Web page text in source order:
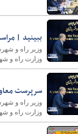
ببینید |
وزیر راه و
وزارت راه و
سرپرست
وزیر راه و
وزارت راه و